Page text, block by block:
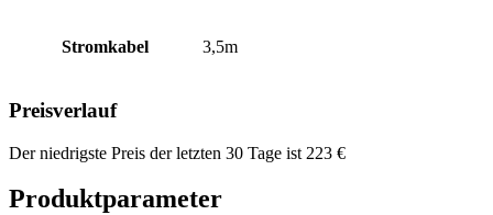
Stromkabel 3,5m
Preisverlauf
Der niedrigste Preis der letzten 30 Tage ist 223 €
Produktparameter